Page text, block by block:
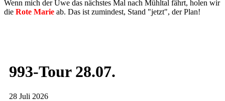
Wenn mich der Uwe das nächstes Mal nach Mühltal fährt, holen wir
die Rote Marie ab. Das ist zumindest, Stand "jetzt", der Plan!
993-Tour 28.07.
28 Juli 2026